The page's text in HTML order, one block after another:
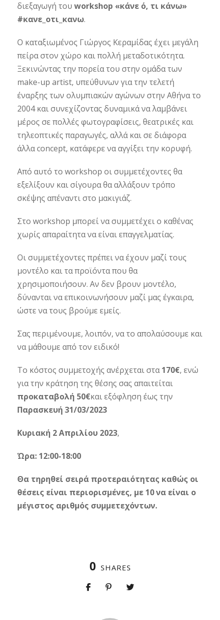
διεξαγωγή του workshop «κάνε ό, τι κάνω»
#κανε_οτι_κανω.
Ο καταξιωμένος Γιώργος Κεραμίδας έχει μεγάλη
πείρα στον χώρο και πολλή μεταδοτικότητα.
Ξεκινώντας την πορεία του στην ομάδα των
make-up artist, υπεύθυνων για την τελετή
έναρξης των ολυμπιακών αγώνων στην Αθήνα το
2004 και συνεχίζοντας δυναμικά να λαμβάνει
μέρος σε πολλές φωτογραφίσεις, θεατρικές και
τηλεοπτικές παραγωγές, αλλά και σε διάφορα
άλλα concept, κατάφερε να αγγίξει την κορυφή.
Από αυτό το workshop οι συμμετέχοντες θα
εξελίξουν και σίγουρα θα αλλάξουν τρόπο
σκέψης απέναντι στο μακιγιάζ.
Στο workshop μπορεί να συμμετέχει ο καθένας
χωρίς απαραίτητα να είναι επαγγελματίας.
Οι συμμετέχοντες πρέπει να έχουν μαζί τους
μοντέλο και τα προϊόντα που θα
χρησιμοποιήσουν. Αν δεν βρουν μοντέλο,
δύνανται να επικοινωνήσουν μαζί μας έγκαιρα,
ώστε να τους βρούμε εμείς.
Σας περιμένουμε, λοιπόν, να το απολαύσουμε και
να μάθουμε από τον ειδικό!
Το κόστος συμμετοχής ανέρχεται στα170€, ενώ
για την κράτηση της θέσης σας απαιτείται
προκαταβολή 50€και εξόφληση έως την
Παρασκευή 31/03/2023
Κυριακή 2 Απριλίου 2023,
Ώρα: 12:00-18:00
Θα τηρηθεί σειρά προτεραιότητας καθώς οι
θέσεις είναι περιορισμένες, με 10 να είναι ο
μέγιστος αριθμός συμμετεχόντων.
0 SHARES